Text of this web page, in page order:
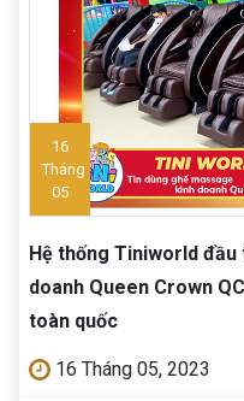
16
Tháng
05
Hệ thống Tiniworld
doanh Queen Crown
toàn quốc
16 Tháng 05, 2023